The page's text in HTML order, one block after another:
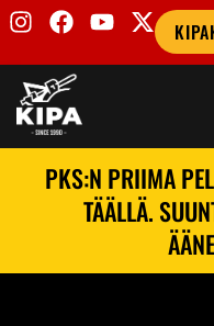
PKS:N PRIIMA
TÄÄLLÄ.